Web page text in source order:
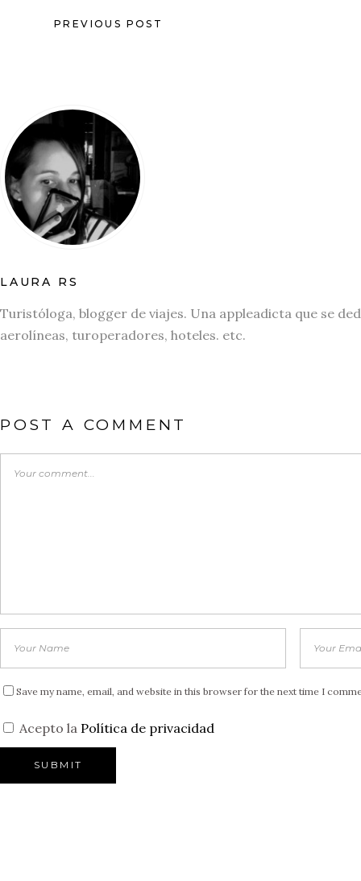
PREVIOUS POST
LAURA RS
Turistóloga, blogger de viajes. Una appleadicta que se
aerolíneas, turoperadores, hoteles. etc.
POST A COMMENT
Save my name, email, and website in this browser for the next time I
Acepto la Política de privacidad